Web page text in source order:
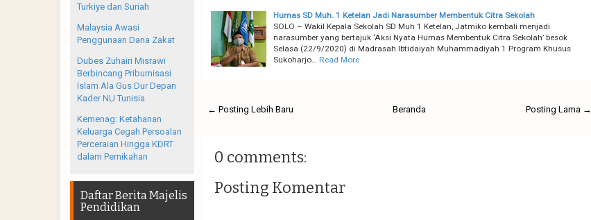
Humas SD Muh. 1 Ketelan Jadi Narasumber Membentuk Citra Sekolah
SOLO – Wakil Kepala Sekolah SD Muh 1 Ketelan, Jatmiko kembali menjadi
narasumber yang bertajuk ‘Aksi Nyata Humas Membentuk Citra Sekolah’ besok
Selasa (22/9/2020) di Madrasah Ibtidaiyah Muhammadiyah 1 Program Khusus
Sukoharjo…
Read More
← Posting Lebih Baru Posting Lama →
Beranda
0 comments:
Posting Komentar
Turkiye dan Suriah
Malaysia Awasi
Penggunaan Dana Zakat
Dubes Zuhairi Misrawi
Berbincang Pribumisasi
Islam Ala Gus Dur Depan
Kader NU Tunisia
Kemenag: Ketahanan
Keluarga Cegah Persoalan
Perceraian Hingga KDRT
dalam Pernikahan
Daftar Berita Majelis
Pendidikan